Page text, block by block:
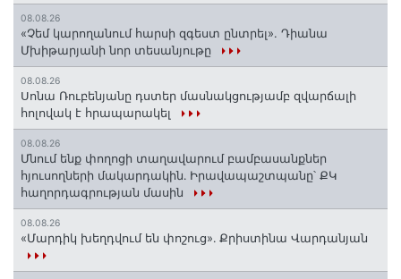
08.08.26
«Չեմ կարողանում հարսի զգեստ ընտրել». Դիանա
Մխիթարյանի նոր տեսանյութը
08.08.26
Սոնա Ռուբենյանը դստեր մասնակցությամբ զվարճալի
հոլովակ է հրապարակել
08.08.26
Մնում ենք փողոցի տաղավարում բամբասանքներ
հյուսողների մակարդակին․ Իրավապաշտպանը՝ ՔԿ
հաղորդագրության մասին
08.08.26
«Մարդիկ խեղդվում են փոշուց»․ Քրիստինա Վարդանյան